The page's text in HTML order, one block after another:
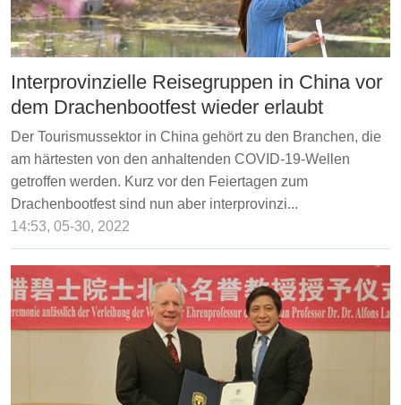
Interprovinzielle Reisegruppen in China vor
dem Drachenbootfest wieder erlaubt
Der Tourismussektor in China gehört zu den Branchen, die
am härtesten von den anhaltenden COVID-19-Wellen
getroffen werden. Kurz vor den Feiertagen zum
Drachenbootfest sind nun aber interprovinzi...
14:53, 05-30, 2022